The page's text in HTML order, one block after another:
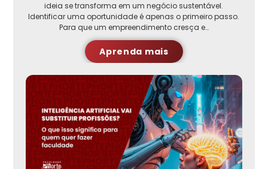
ideia se transforma em um negócio sustentável.
Identificar uma oportunidade é apenas o primeiro passo.
Para que um empreendimento cresça e…
Aprenda mais